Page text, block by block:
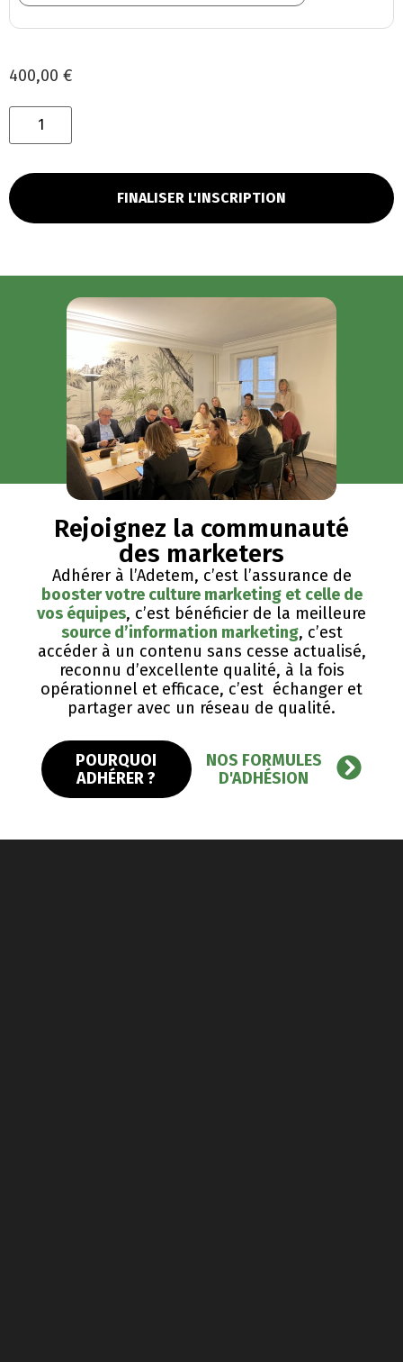
400,00 €
FINALISER L'INSCRIPTION
Rejoignez la communauté
des marketers
Adhérer à l’Adetem, c’est l’assurance de
booster votre culture marketing et celle de
vos équipes, c’est bénéficier de la meilleure
source d’information marketing, c’est
accéder à un contenu sans cesse actualisé,
reconnu d’excellente qualité, ​à la fois
opérationnel et efficace, c’est échanger et
partager avec un réseau de qualité.
POURQUOI
ADHÉRER ?
NOS FORMULES
D'ADHÉSION